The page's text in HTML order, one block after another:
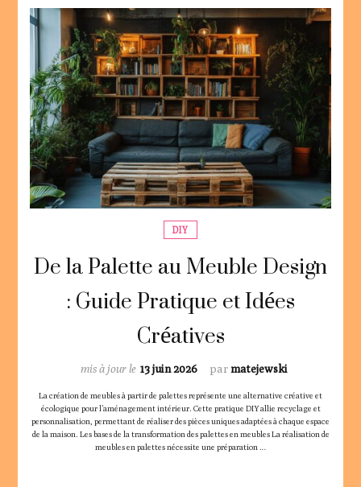
DIY
De la Palette au Meuble Design
: Guide Pratique et Idées
Créatives
parmatejewski
mis à jour le 13 juin 2026
La création de meubles à partir de palettes représente une alternative créative et
écologique pour l’aménagement intérieur. Cette pratique DIY allie recyclage et
personnalisation, permettant de réaliser des pièces uniques adaptées à chaque espace
de la maison. Les bases de la transformation des palettes en meubles La réalisation de
meubles en palettes nécessite une préparation …